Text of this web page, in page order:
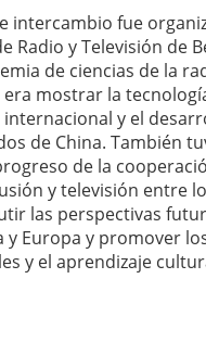
intercambio fue
Radio y Televisión de
de ciencias de la
era mostrar la
y el
de China. También
de la
y televisión entre
las perspectivas
y Europa y promover
y el aprendizaje